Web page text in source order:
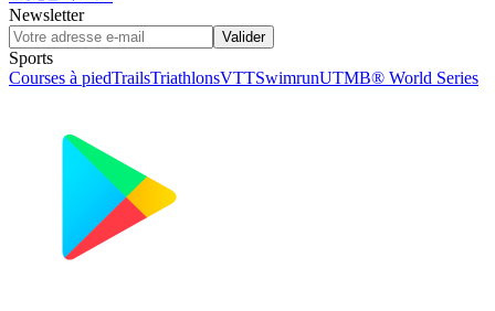
Newsletter
Valider
Sports
Courses à piedTrailsTriathlonsVTTSwimrunUTMB® World Series